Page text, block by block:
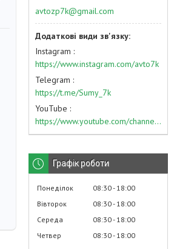
avtozp7k@gmail.com
Instagram
https://www.instagram.com/avto7k
Telegram
https://t.me/Sumy_7k
YouTube
https://www.youtube.com/channel/UC574nvqqf5H_LzT4Va_GpQg?view_as=subscriber
Графік роботи
Понеділок 08:30 18:00
Вівторок
08:30 18:00
Середа
08:30 18:00
Четвер
08:30 18:00